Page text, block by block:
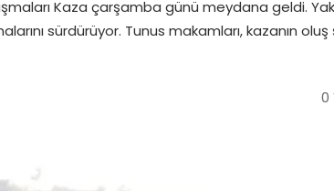
Kaza çarşamba günü meydana geldi.
sürdürüyor. Tunus makamları, kazanın
0